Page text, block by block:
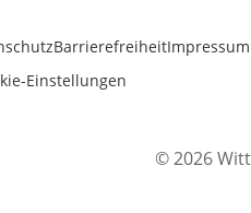
BarrierefreiheitImpressum
Einstellungen
© 2026 Witt